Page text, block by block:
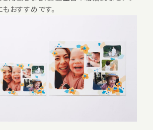
おすすめです。